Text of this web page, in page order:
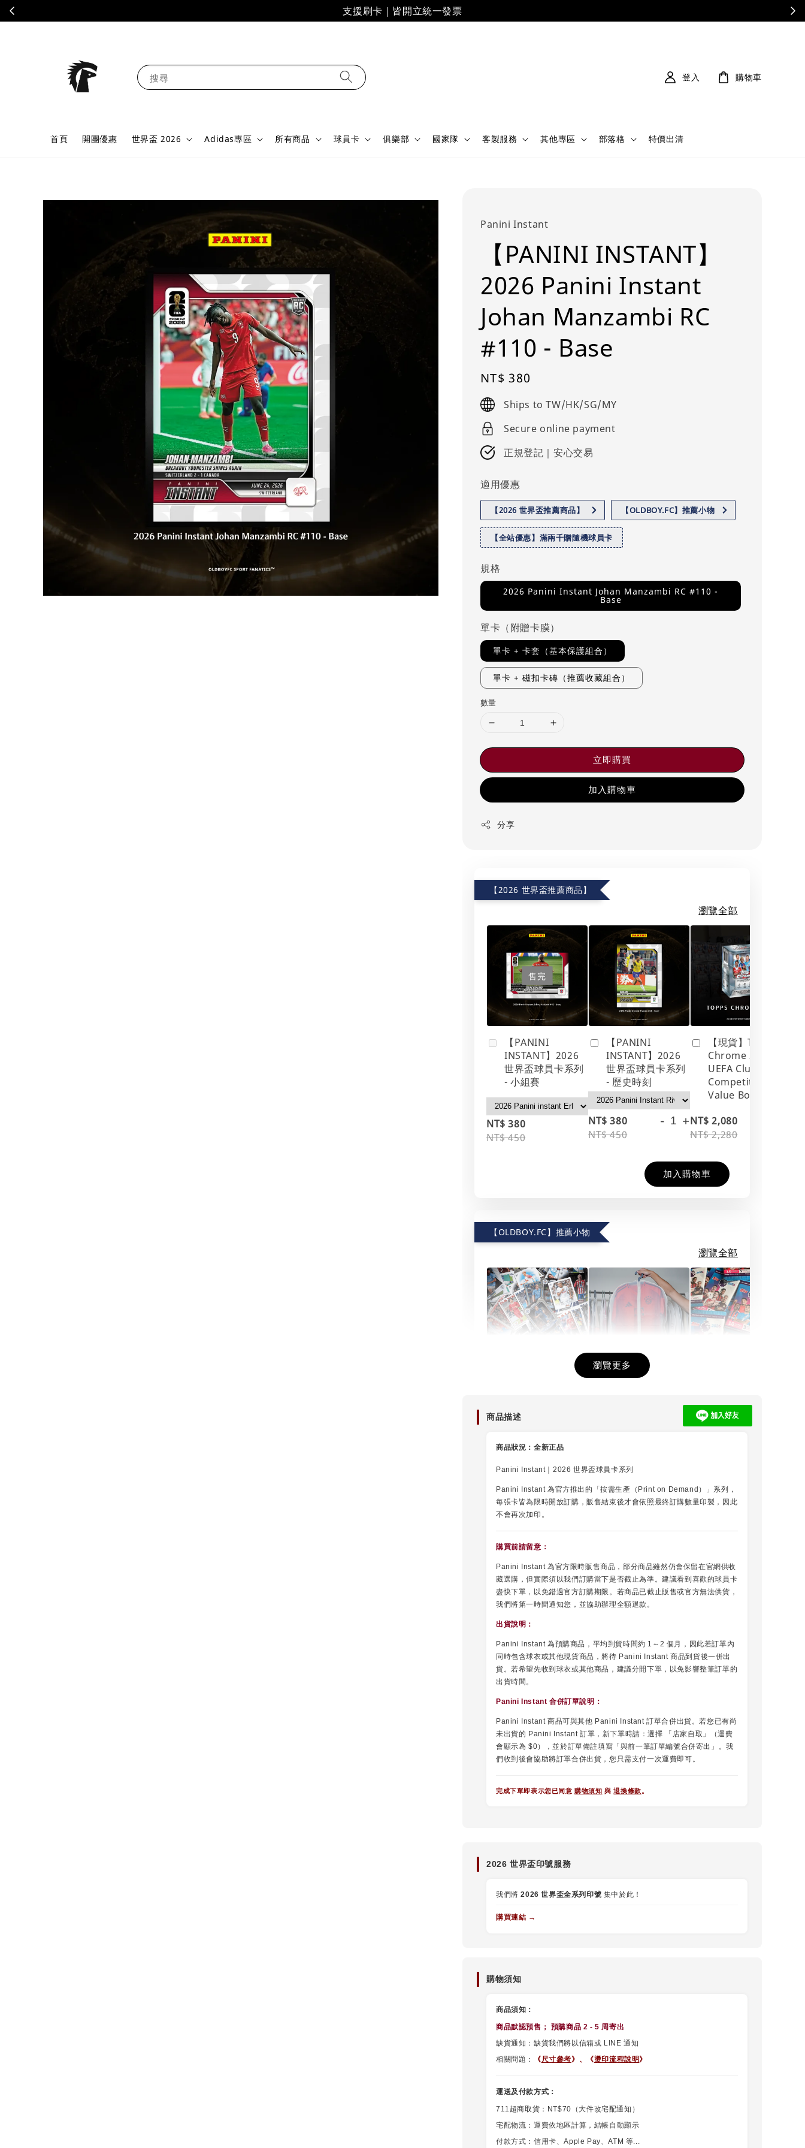
支援刷卡｜皆開立統一發票
搜尋
首頁 開團優惠 世界盃 2026 Adidas專區 所有商品 球員卡 俱樂部 國家隊 客製服務 其他專區 部落格 特價出清
登入 購物車
Panini Instant
【PANINI INSTANT】
2026 Panini Instant
Johan Manzambi RC
#110 - Base
Regular
price
NT$ 380
Ships to TW/HK/SG/MY
Secure online payment
正規登記｜安心交易
適用優惠
【2026 世界盃推薦商品】 【OLDBOY.FC】推薦小物
【全站優惠】滿兩千贈隨機球員卡
規格
2026 Panini Instant Johan Manzambi RC #110 -
Base
單卡（附贈卡膜）
單卡 + 卡套（基本保護組合）
單卡 + 磁扣卡磚（推薦收藏組合）
數量
立即購買
加入購物車
分享
【2026 世界盃推薦商品】
瀏覽全部
售完
【PANINI
INSTANT】2026
世界盃球員卡系列
- 小組賽
NT$ 380
NT$ 450
【PANINI
INSTANT】2026
世界盃球員卡系列
- 歷史時刻
NT$ 380
NT$ 450
- +
【現貨】Topps
Chrome 2025/26
UEFA Club
Competitions｜
Value Box
NT$ 2,080
NT$ 2,280
加入購物車
【OLDBOY.FC】推薦小物
瀏覽全部
NT$ 10
NT$ 15
-
Edtion 單包
加入購物車
瀏覽更多
商品描述
商品狀況： 全新正品
Panini Instant｜2026 世界盃球員卡系列
Panini Instant 為官方推出的「按需生產（Print on Demand）」系列，
每張卡皆為限時開放訂購，販售結束後才會依照最終訂購數量印製，因此
不會再次加印。
購買前請留意：
Panini Instant 為官方限時販售商品，部分商品雖然仍會保留在官網供收
藏選購，但實際須以我們訂購當下是否截止為準。建議看到喜歡的球員卡
盡快下單，以免錯過官方訂購期限。若商品已截止販售或官方無法供貨，
我們將第一時間通知您，並協助辦理全額退款。
出貨說明：
Panini Instant 為預購商品，平均到貨時間約 1～2 個月，因此若訂單內
同時包含球衣或其他現貨商品，將待 Panini Instant 商品到貨後一併出
貨。若希望先收到球衣或其他商品，建議分開下單，以免影響整筆訂單的
出貨時間。
Panini Instant 合併訂單說明 ：
Panini Instant 商品可與其他 Panini Instant 訂單合併出貨。若您已有尚
未出貨的 Panini Instant 訂單，新下單時請：選擇 「店家自取」（運費
會顯示為 $0），並於訂單備註填寫「與前一筆訂單編號合併寄出」。我
們收到後會協助將訂單合併出貨，您只需支付一次運費即可。
完成下單即表示您已同意 購物須知 與退換條款。
2026 世界盃印號服務
我們將2026 世界盃全系列印號 集中於此！
購買連結 →
購物須知
商品須知：
商品默認預售 ； 預購商品 2 - 5 周寄出
缺貨通知：缺貨我們將以信箱或 LINE 通知
相關問題：
《尺寸參考》、《燙印流程說明 》
運送及付款方式：
711超商取貨：NT$70（大件改宅配通知）
宅配物流：運費依地區計算，結帳自動顯示
付款方式：信用卡、Apple Pay、ATM 等...